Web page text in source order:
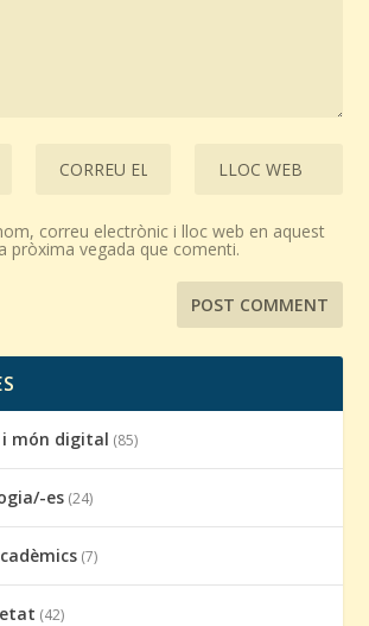
correu electrònic i lloc web en aquest
pròxima vegada que comenti.
món digital (85)
es (24)
(7)
(42)